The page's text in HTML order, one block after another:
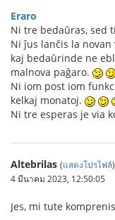
Eraro
Ni tre bedaŭras, sed
Ni ĵus lanĉis la
kaj bedaŭrinde ne
malnova paĝaro.
Ni iom post iom
kelkaj monatoj.
Ni tre esperas je via
Altebrilas (แสดงโปรไฟล์)
4 มีนาคม 2023, 12:50:05
Jes, mi tute